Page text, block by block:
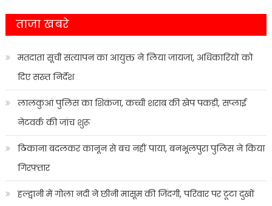
ताजा खबरे
मतदाता सूची सत्यापन का आयुक्त ने लिया जायजा, अधिकारियों को
दिए सख्त निर्देश
लालकुआं पुलिस का शिकंजा, कच्ची शराब की खेप पकड़ी, सप्लाई
नेटवर्क की जांच शुरू
ठिकाना बदलकर कानून से बच नहीं पाया, बनभूलपुरा पुलिस ने किया
गिरफ्तार
हल्द्वानी में गोला नदी ने छीनी मासूम की जिंदगी, परिवार पर टूटा दुखों